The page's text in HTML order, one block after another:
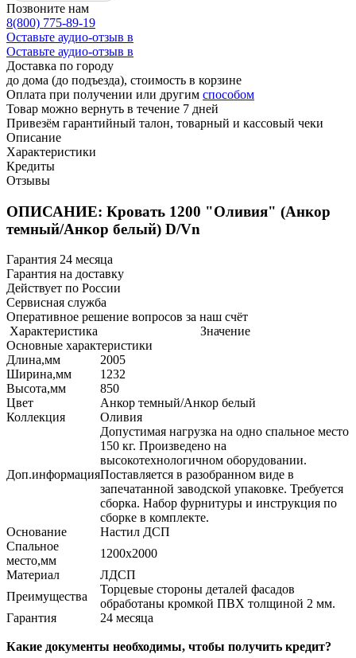
Позвоните нам
8(800) 775-89-19
Оставьте аудио-отзыв в
Оставьте аудио-отзыв в
Доставка по городу
до дома (до подъезда), стоимость в корзине
Оплата при получении или другим способом
Товар можно вернуть в течение 7 дней
Привезём гарантийный талон, товарный и кассовый чеки
Описание
Характеристики
Кредиты
Отзывы
ОПИСАНИЕ: Кровать 1200 "Оливия" (Анкор
темный/Анкор белый) D/Vn
Гарантия 24 месяца
Гарантия на доставку
Действует по России
Сервисная служба
Оперативное решение вопросов за наш счёт
Характеристика
Значение
Основные характеристики
Длина,мм
2005
Ширина,мм
1232
Высота,мм
850
Цвет
Анкор темный/Анкор белый
Коллекция
Оливия
Доп.информация
Допустимая нагрузка на одно спальное место
150 кг. Произведено на
высокотехнологичном оборудовании.
Поставляется в разобранном виде в
запечатанной заводской упаковке. Требуется
сборка. Набор фурнитуры и инструкция по
сборке в комплекте.
Основание
Настил ДСП
Спальное
место,мм
1200х2000
Материал
ЛДСП
Преимущества
Торцевые стороны деталей фасадов
обработаны кромкой ПВХ толщиной 2 мм.
Гарантия
24 месяца
Какие документы необходимы, чтобы получить кредит?